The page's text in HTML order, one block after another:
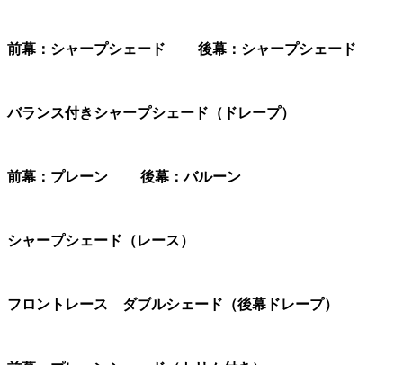
前幕：シャープシェード 後幕：シャープシェード
バランス付きシャープシェード（ドレープ）
前幕：プレーン 後幕：バルーン
シャープシェード（レース）
フロントレース ダブルシェード（後幕ドレープ）